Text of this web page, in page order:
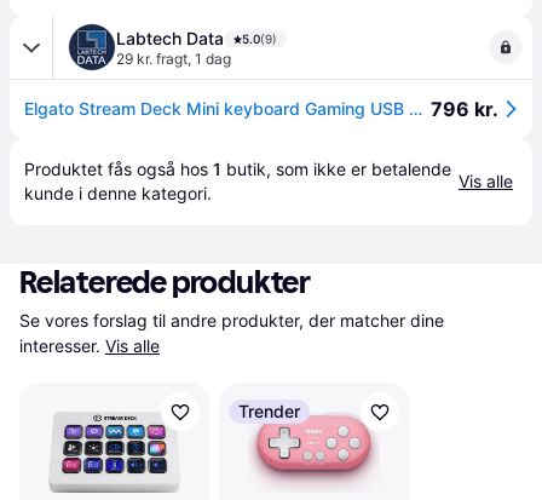
Labtech Data 5.0(9)
29 kr. fragt, 1 dag
Elgato Stream Deck Mini keyboard Gaming USB Black 796 kr.
Produktet fås også hos 1 butik, som ikke er betalende
kunde i denne kategori.
Vis alle
Relaterede produkter
Se vores forslag til andre produkter, der matcher dine
interesser. Vis alle
Trender